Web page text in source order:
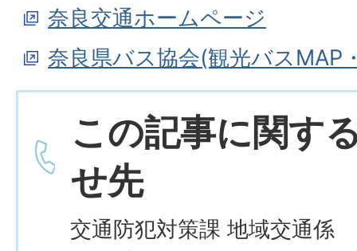
奈良交通ホームページ
奈良県バス協会(観光バスMAP
この記事に関す
せ先
交通防犯対策課 地域交通係